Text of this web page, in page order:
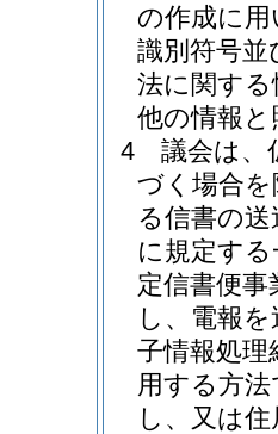
の作成に
識別符号
法に関す
他の情報
4
議会は、
づく場合
る信書の
に規定す
定信書便
し、電報
子情報処
用する方
し、又は